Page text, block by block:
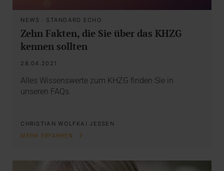
NEWS · STANDARD ECHO
Zehn Fakten, die Sie über das KHZG
kennen sollten
28.04.2021
Alles Wissenswerte zum KHZG finden Sie in
unseren FAQs.
CHRISTIAN WOLF KAI JESSEN
MEHR ERFAHREN